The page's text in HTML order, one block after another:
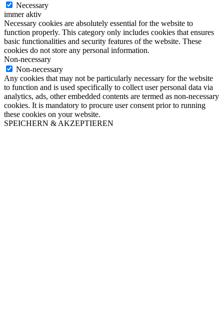
Necessary
immer aktiv
Necessary cookies are absolutely essential for the website to
function properly. This category only includes cookies that ensures
basic functionalities and security features of the website. These
cookies do not store any personal information.
Non-necessary
Non-necessary
Any cookies that may not be particularly necessary for the website
to function and is used specifically to collect user personal data via
analytics, ads, other embedded contents are termed as non-necessary
cookies. It is mandatory to procure user consent prior to running
these cookies on your website.
SPEICHERN & AKZEPTIEREN